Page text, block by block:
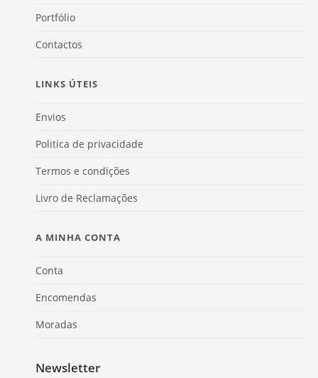
Portfólio
Contactos
LINKS ÚTEIS
Envios
Politica de privacidade
Termos e condições
Livro de Reclamações
A MINHA CONTA
Conta
Encomendas
Moradas
Newsletter